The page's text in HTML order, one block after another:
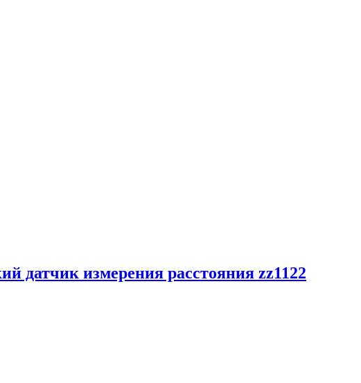
датчик измерения расстояния zz1122